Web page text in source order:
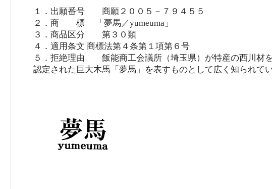
１．出願番号 商願２００５－７９４５５
２．商 標 「夢馬／yumeuma」
３．商品区分 第３０類
４．適用条文 商標法第４条第１項第６号
５．拒絶理由 飯能商工会議所（埼玉県）が特産の西川材
認定された巨大木馬「夢馬」を表すものとして広く知られて